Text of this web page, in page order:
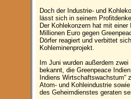
Doch der Industrie- und
lässt sich in seinem
Der Kohlekonzern hat mit
Millionen Euro gegen
Dörfer reagiert und verbittet
Kohleminenprojekt.
Im Juni wurden außerdem
bekannt, die Greenpeace
Indiens Wirtschaftswachstum“
Atom- und Kohleindustrie
des Geheimdienstes geraten